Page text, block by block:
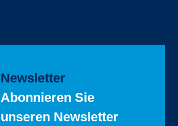
Newsletter
Abonnieren Sie
unseren Newsletter